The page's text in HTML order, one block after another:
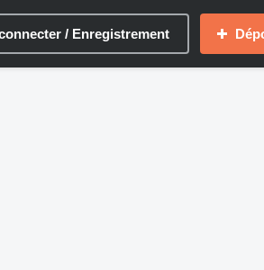
/ Enregistrement